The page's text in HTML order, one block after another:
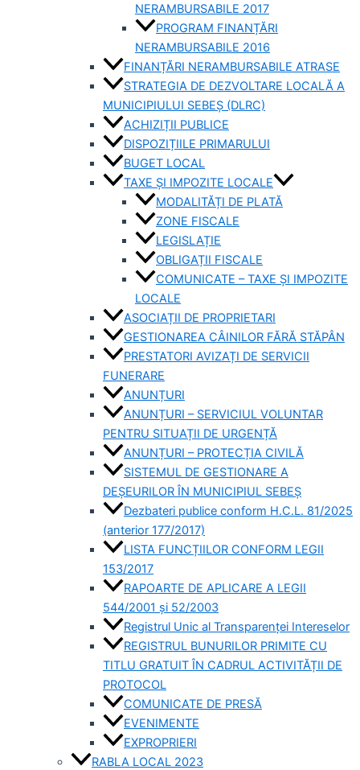
NERAMBURSABILE 2017
PROGRAM FINANȚĂRI
NERAMBURSABILE 2016
FINANȚĂRI NERAMBURSABILE ATRASE
STRATEGIA DE DEZVOLTARE LOCALĂ A
MUNICIPIULUI SEBEȘ (DLRC)
ACHIZIȚII PUBLICE
DISPOZIȚIILE PRIMARULUI
BUGET LOCAL
TAXE ȘI IMPOZITE LOCALE
MODALITĂȚI DE PLATĂ
ZONE FISCALE
LEGISLAȚIE
OBLIGAȚII FISCALE
COMUNICATE – TAXE ȘI IMPOZITE
LOCALE
ASOCIAȚII DE PROPRIETARI
GESTIONAREA CÂINILOR FĂRĂ STĂPÂN
PRESTATORI AVIZAȚI DE SERVICII
FUNERARE
ANUNȚURI
ANUNȚURI – SERVICIUL VOLUNTAR
PENTRU SITUAȚII DE URGENȚĂ
ANUNȚURI – PROTECȚIA CIVILĂ
SISTEMUL DE GESTIONARE A
DEȘEURILOR ÎN MUNICIPIUL SEBEȘ
Dezbateri publice conform H.C.L. 81/2025
(anterior 177/2017)
LISTA FUNCȚIILOR CONFORM LEGII
153/2017
RAPOARTE DE APLICARE A LEGII
544/2001 și 52/2003
Registrul Unic al Transparenței Intereselor
REGISTRUL BUNURILOR PRIMITE CU
TITLU GRATUIT ÎN CADRUL ACTIVITĂȚII DE
PROTOCOL
COMUNICATE DE PRESĂ
EVENIMENTE
EXPROPRIERI
RABLA LOCAL 2023